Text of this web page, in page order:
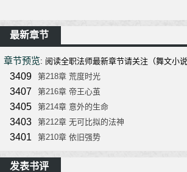
最新章节
章节预览: 阅读全职法师最新章节请关注（舞文小
3409 第218章 荒度时光
3407 第216章 帝王心茧
3405 第214章 意外的生命
3403 第212章 无可比拟的法神
3401 第210章 依旧强势
发表书评